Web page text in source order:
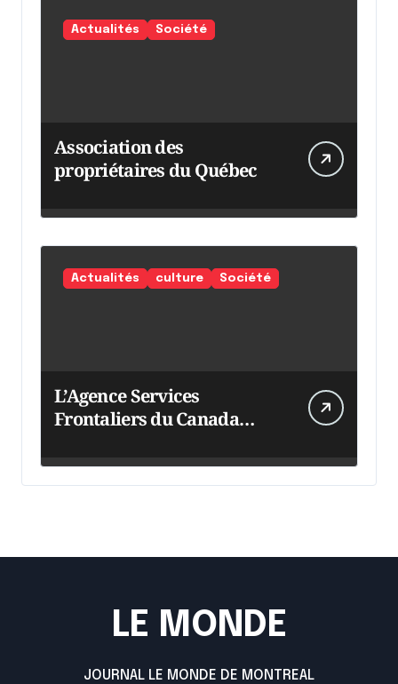
Actualités Société
Association des
propriétaires du Québec
Actualités culture Société
L’Agence Services
Frontaliers du Canada
LE MONDE
JOURNAL LE MONDE DE MONTREAL